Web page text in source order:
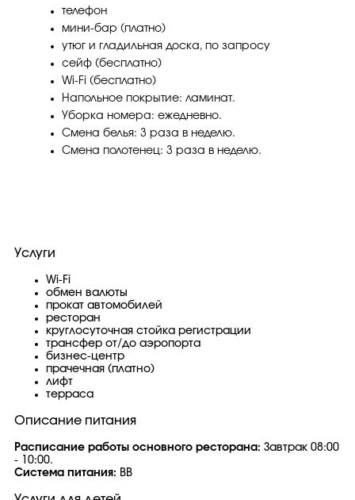
телефон
мини-бар (платно)
утюг и гладильная доска, по запросу
сейф (бесплатно)
Wi-Fi (бесплатно)
Напольное покрытие: ламинат.
Уборка номера: ежедневно.
Смена белья: 3 раза в неделю.
Смена полотенец: 3 раза в неделю.
Услуги
Wi-Fi
обмен валюты
прокат автомобилей
ресторан
круглосуточная стойка регистрации
трансфер от/до аэропорта
бизнес-центр
прачечная (платно)
лифт
терраса
Описание питания
Расписание работы основного ресторана: Завтрак 08:00
- 10:00.
Система питания: BB